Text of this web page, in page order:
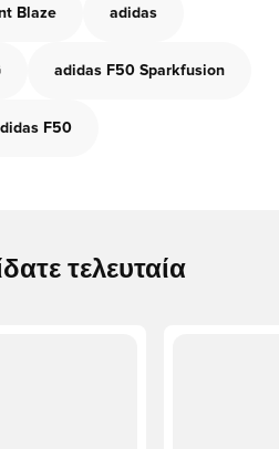
Blaze adidas
adidas F50 Sparkfusion
F50
τελευταία